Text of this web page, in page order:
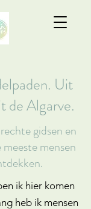
Uit
de Algarve.
gidsen en
mensen
ik hier komen
heb ik mensen